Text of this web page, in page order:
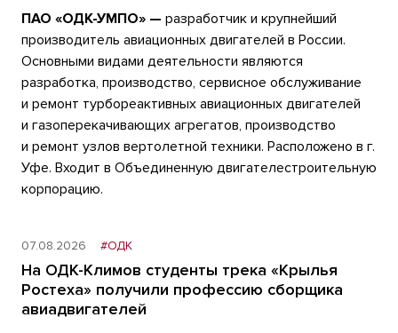
ПАО «ОДК-УМПО» — разработчик и крупнейший
производитель авиационных двигателей в России.
Основными видами деятельности являются
разработка, производство, сервисное обслуживание
и ремонт турбореактивных авиационных двигателей
и газоперекачивающих агрегатов, производство
и ремонт узлов вертолетной техники. Расположено в г.
Уфе. Входит в Объединенную двигателестроительную
корпорацию.
07.08.2026 #ОДК
На ОДК-Климов студенты трека «Крылья
Ростеха» получили профессию сборщика
авиадвигателей